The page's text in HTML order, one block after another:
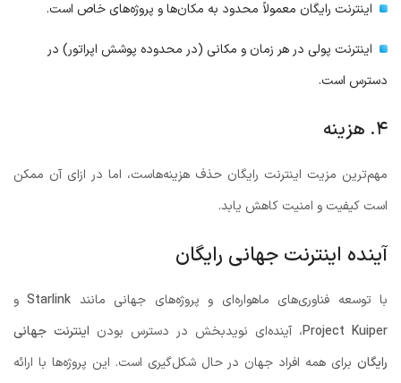
اینترنت رایگان معمولاً محدود به مکان‌ها و پروژه‌های خاص است.
اینترنت پولی در هر زمان و مکانی (در محدوده پوشش اپراتور) در
دسترس است.
۴. هزینه
مهم‌ترین مزیت اینترنت رایگان حذف هزینه‌هاست، اما در ازای آن ممکن
است کیفیت و امنیت کاهش یابد.
آینده اینترنت جهانی رایگان
با توسعه فناوری‌های ماهواره‌ای و پروژه‌های جهانی مانند Starlinkو
Project Kuiper، آینده‌ای نویدبخش در دسترس بودن اینترنت جهانی
رایگان برای همه افراد جهان در حال شکل‌گیری است. این پروژه‌ها با ارائه